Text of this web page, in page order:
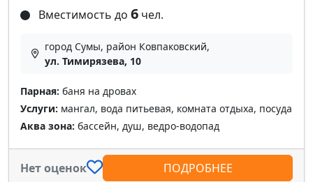
Вместимость до 6 чел.
город Сумы, район Ковпаковский,
ул. Тимирязева, 10
Парная: баня на дровах
Услуги: мангал, вода питьевая, комната отдыха, посуда
Аква зона: бассейн, душ, ведро-водопад
Нет оценок ПОДРОБНЕЕ